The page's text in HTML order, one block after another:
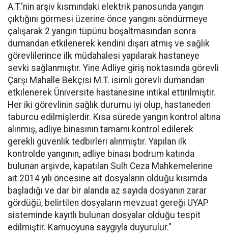
A.T.'nin arşiv kısmındaki elektrik panosunda yangın
çıktığını görmesi üzerine önce yangını söndürmeye
çalışarak 2 yangın tüpünü boşaltmasından sonra
dumandan etkilenerek kendini dışarı atmış ve sağlık
görevlilerince ilk müdahalesi yapılarak hastaneye
sevki sağlanmıştır. Yine Adliye giriş noktasında görevli
Çarşı Mahalle Bekçisi M.T. isimli görevli dumandan
etkilenerek Üniversite hastanesine intikal ettirilmiştir.
Her iki görevlinin sağlık durumu iyi olup, hastaneden
taburcu edilmişlerdir. Kısa sürede yangın kontrol altına
alınmış, adliye binasının tamamı kontrol edilerek
gerekli güvenlik tedbirleri alınmıştır. Yapılan ilk
kontrolde yangının, adliye binası bodrum katında
bulunan arşivde, kapatılan Sulh Ceza Mahkemelerine
ait 2014 yılı öncesine ait dosyaların olduğu kısımda
başladığı ve dar bir alanda az sayıda dosyanın zarar
gördüğü, belirtilen dosyaların mevzuat gereği UYAP
sisteminde kayıtlı bulunan dosyalar olduğu tespit
edilmiştir. Kamuoyuna saygıyla duyurulur."